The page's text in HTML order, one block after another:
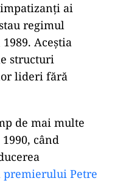
ai
regimul
Aceștia
structuri
lideri fără
de mai multe
când
premierului Petre